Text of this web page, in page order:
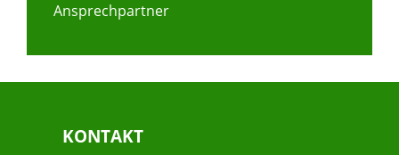
Ansprechpartner
KONTAKT